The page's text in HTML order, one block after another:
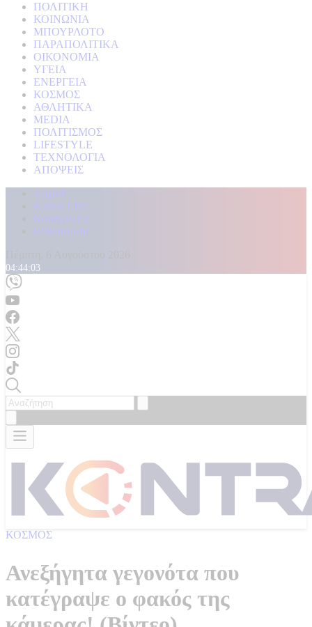
ΠΟΛΙΤΙΚΗ
ΚΟΙΝΩΝΙΑ
ΜΠΟΥΡΛΟΤΟ
ΠΑΡΑΠΟΛΙΤΙΚΑ
ΟΙΚΟΝΟΜΙΑ
ΥΓΕΙΑ
ΕΝΕΡΓΕΙΑ
ΚΟΣΜΟΣ
ΑΘΛΗΤΙΚΑ
MEDIA
ΠΟΛΙΤΙΣΜΟΣ
LIFESTYLE
ΤΕΧΝΟΛΟΓΙΑ
ΑΠΟΨΕΙΣ
Αρχική
Kontra Live
Καταγγελίες
Επικοινωνία
04:44:05
ΚΟΣΜΟΣ
Ανεξήγητα γεγονότα που
κατέγραψε ο φακός της